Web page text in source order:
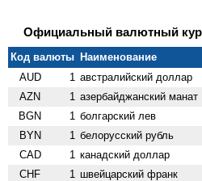
Официальный валютный
Код валюты Наименование
AUD
1 австралийский доллар
AZN 1 азербайджанский манат
BGN 1 болгарский лев
BYN 1 белорусский рубль
CAD 1 канадский доллар
CHF 1 швейцарский франк